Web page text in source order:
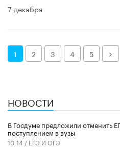
7 декабря
1 2 3 4 5
НОВОСТИ
В Госдуме предложили отменить
поступлением в вузы
10:14 / ЕГЭ И ОГЭ